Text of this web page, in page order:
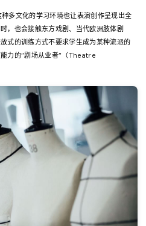
多文化的学习环境也让表演创作呈现出全
，也会接触东方戏剧、当代欧洲肢体剧
式的训练方式不要求学生成为某种流派的
能力的"剧场从业者"（Theatre